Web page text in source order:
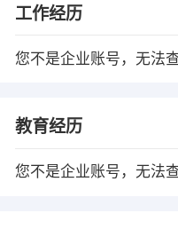
工作经历
您不是企业账号，无法
教育经历
您不是企业账号，无法